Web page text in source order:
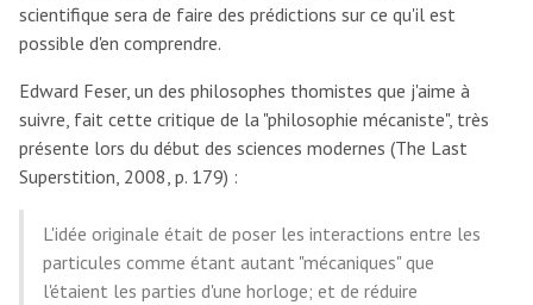
scientifique sera de faire des prédictions sur ce qu'il est
possible d'en comprendre.
Edward Feser, un des philosophes thomistes que j'aime à
suivre, fait cette critique de la "philosophie mécaniste", très
présente lors du début des sciences modernes (The Last
Superstition, 2008, p. 179) :
L'idée originale était de poser les interactions entre les
particules comme étant autant "mécaniques" que
l'étaient les parties d'une horloge; et de réduire